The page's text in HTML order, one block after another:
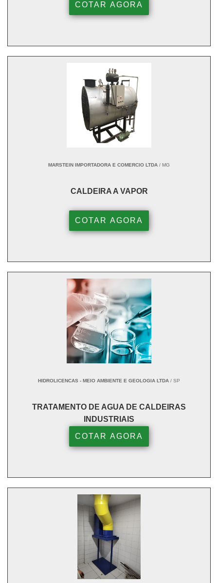
COTAR AGORA
MARSTEIN IMPORTADORA E COMERCIO LTDA / MG
CALDEIRA A VAPOR
COTAR AGORA
HIDROLICENCAS - MEIO AMBIENTE E GEOLOGIA LTDA / SP
TRATAMENTO DE AGUA DE CALDEIRAS
INDUSTRIAIS
COTAR AGORA